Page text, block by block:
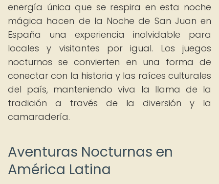
energía única que se respira en esta noche
mágica hacen de la Noche de San Juan en
España una experiencia inolvidable para
locales y visitantes por igual. Los juegos
nocturnos se convierten en una forma de
conectar con la historia y las raíces culturales
del país, manteniendo viva la llama de la
tradición a través de la diversión y la
camaradería.
Aventuras Nocturnas en
América Latina